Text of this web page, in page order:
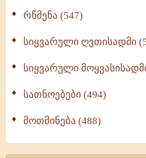
რწმენა (547)
სიყვარული ღვთისადმი
სიყვარული
სათნოებები (494)
მოთმინება (488)